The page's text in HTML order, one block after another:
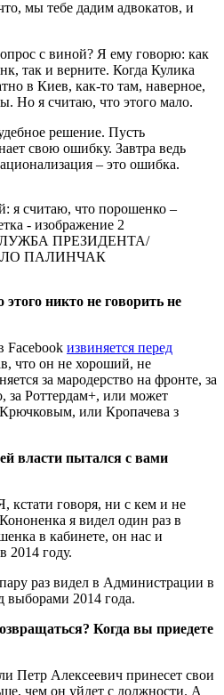
мы тебе дадим адвокатов, и
с виной? Я ему говорю: как
так и верните. Когда Кулика
в Киев, как-то там, наверное,
Но я считаю, что этого мало.
решение. Пусть
свою ошибку. Завтра ведь
– это ошибка.
ПРЕЗИДЕНТА/
ПАЛИНЧАК
никто не говорить не
Facebook извиняется перед
что он не хороший, не
за мародерство на фронте, за
за Роттердам+, или может
или Кропачева з
власти пытался с вами
говоря, ни с кем и не
я видел один раз в
в кабинете, он нас и
2014 году.
раз видел в Администрации в
выборами 2014 года.
Когда вы приедете
Петр Алексеевич принесет свои
чем он уйдет с должности. А